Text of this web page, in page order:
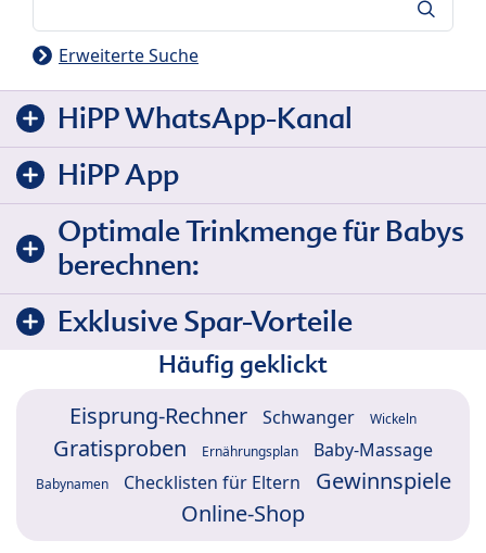
Erweiterte Suche
HiPP WhatsApp-Kanal
HiPP App
Optimale Trinkmenge für Babys
berechnen:
Exklusive Spar-Vorteile
Häufig geklickt
Eisprung-Rechner Schwanger Wickeln
Gratisproben Ernährungsplan Baby-Massage
Babynamen Checklisten für Eltern
Gewinnspiele
Online-Shop